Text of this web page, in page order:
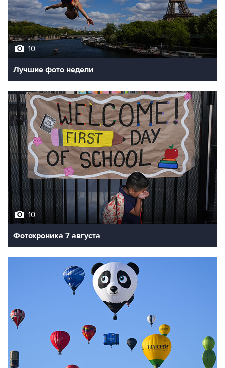
10
Лучшие фото недели
10
Фотохроника 7 августа